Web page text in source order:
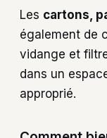
Les cartons,
également de
vidange et
dans un
approprié.